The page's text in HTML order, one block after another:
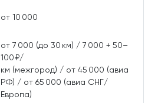
от 10 000
от 7 000 (до 30 км) / 7 000 + 50–
100 ₽/
км (межгород) / от 45 000 (авиа
РФ) / от 65 000 (авиа СНГ/
Европа)